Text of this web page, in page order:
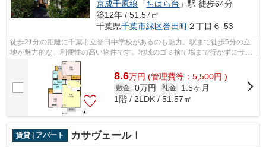
京成千原線 「ちはら台 」駅 徒歩64分
築12年 / 51.57㎡
千葉県千葉市緑区誉田町２丁目６-53
徒歩21分の距離に千葉市立誉田中学校があるのも魅力。駅まで徒歩5分の立
地が魅力的な、利便性の高い物件です。地域のゴミ捨て場まで行かずにサッ
とゴミ出しできるように、共用部にゴミ...
8.6万円 (管理費等：5,500円 )
敷金 0万円 礼金
1.5ヶ月
1階 / 2LDK / 51.57㎡
賃貸 | アパート カサヴェールⅠ